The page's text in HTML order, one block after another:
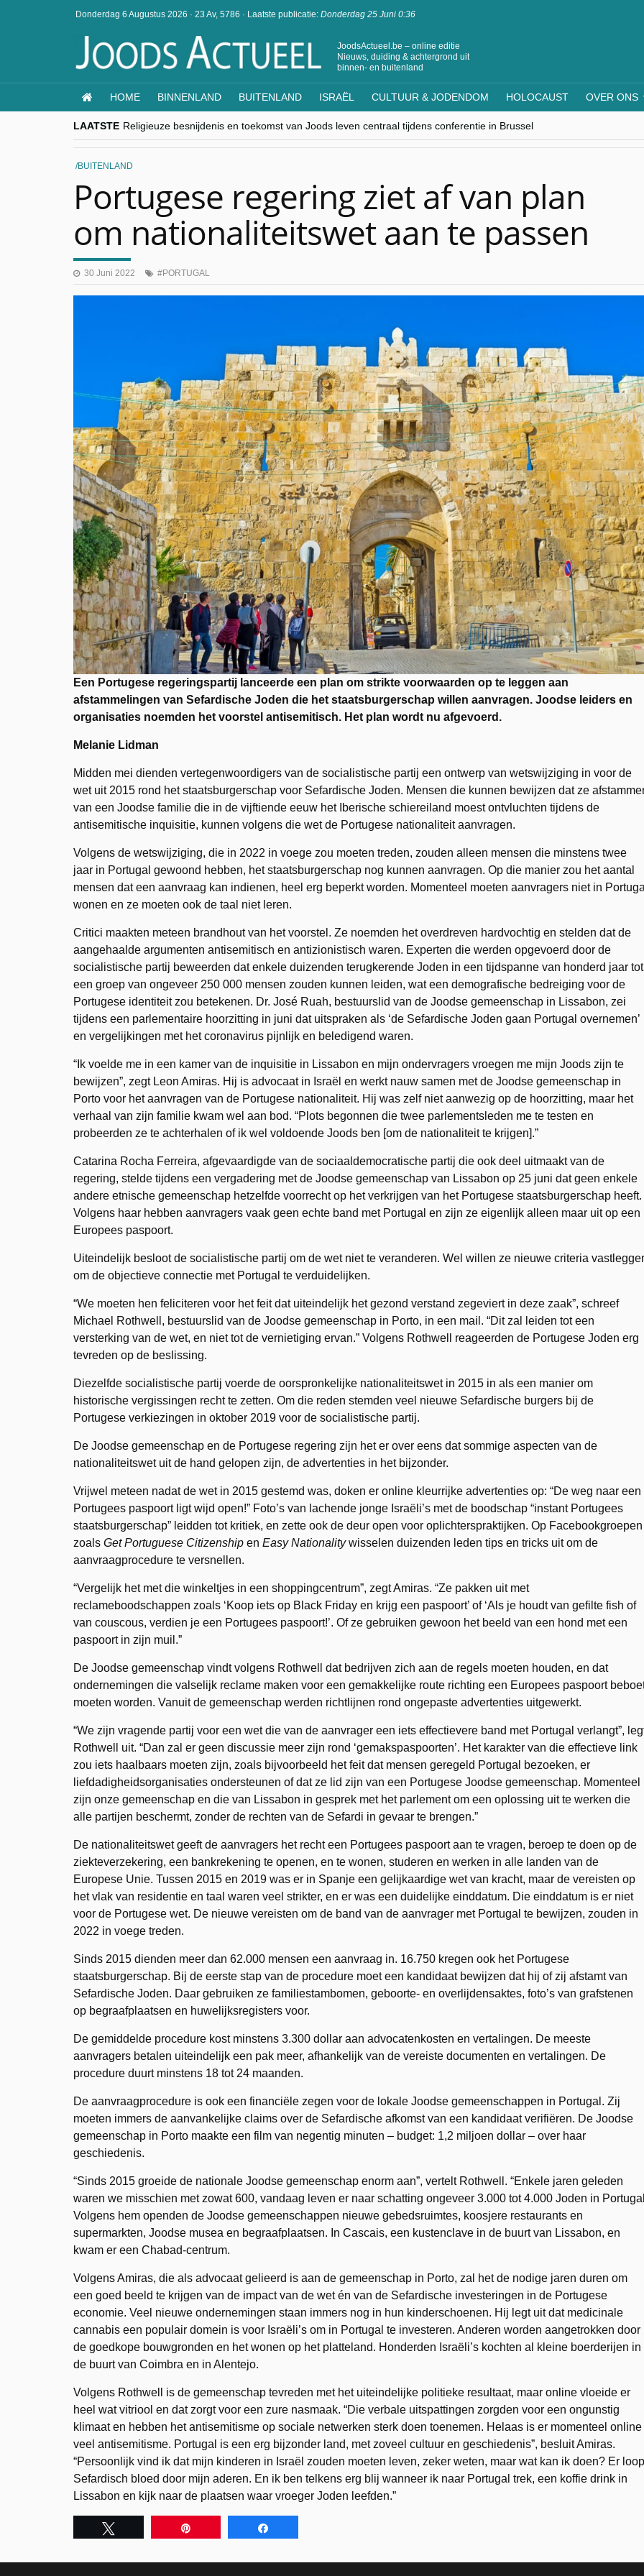
Donderdag 6 Augustus 2026 · 23 Av, 5786 · Laatste publicatie: Donderdag 25 Juni 0:36
JoodsActueel.be – online editie
Nieuws, duiding & achtergrond uit
binnen- en buitenland
HOME BINNENLAND BUITENLAND ISRAËL CULTUUR & JODENDOM HOLOCAUST OVER ONS
LAATSTE Religieuze besnijdenis en toekomst van Joods leven centraal tijdens conferentie in Brussel
“Besnijdenisdebat toont hoe moeilijk seculiere Westen minderheden begrijpt”, Jinnih Beels (Vooruit)
CITYTRIP | ROEMENIË – Boekarest: de verrassing van Oost-Europa
“Vandaag zit elke Jood in België op de beklaagdenbank”
BUITENLAND
Portugese regering ziet af van plan
om nationaliteitswet aan te passen
30 Juni 2022 PORTUGAL
Een Portugese regeringspartij lanceerde een plan om strikte voorwaarden op te leggen aan
afstammelingen van Sefardische Joden die het staatsburgerschap willen aanvragen. Joodse leiders en
organisaties noemden het voorstel antisemitisch. Het plan wordt nu afgevoerd.
Melanie Lidman
Midden mei dienden vertegenwoordigers van de socialistische partij een ontwerp van wetswijziging in voor de
wet uit 2015 rond het staatsburgerschap voor Sefardische Joden. Mensen die kunnen bewijzen dat ze
van een Joodse familie die in de vijftiende eeuw het Iberische schiereiland moest ontvluchten tijdens de
antisemitische inquisitie, kunnen volgens die wet de Portugese nationaliteit aanvragen.
Volgens de wetswijziging, die in 2022 in voege zou moeten treden, zouden alleen mensen die minstens twee
jaar in Portugal gewoond hebben, het staatsburgerschap nog kunnen aanvragen. Op die manier zou het aantal
mensen dat een aanvraag kan indienen, heel erg beperkt worden. Momenteel moeten aanvragers niet in
wonen en ze moeten ook de taal niet leren.
Critici maakten meteen brandhout van het voorstel. Ze noemden het overdreven hardvochtig en stelden dat de
aangehaalde argumenten antisemitisch en antizionistisch waren. Experten die werden opgevoerd door de
socialistische partij beweerden dat enkele duizenden terugkerende Joden in een tijdspanne van honderd jaar tot
een groep van ongeveer 250 000 mensen zouden kunnen leiden, wat een demografische bedreiging voor de
Portugese identiteit zou betekenen. Dr. José Ruah, bestuurslid van de Joodse gemeenschap in Lissabon, zei
tijdens een parlementaire hoorzitting in juni dat uitspraken als ‘de Sefardische Joden gaan Portugal overnemen’
en vergelijkingen met het coronavirus pijnlijk en beledigend waren.
“Ik voelde me in een kamer van de inquisitie in Lissabon en mijn ondervragers vroegen me mijn Joods zijn te
bewijzen”, zegt Leon Amiras. Hij is advocaat in Israël en werkt nauw samen met de Joodse gemeenschap in
Porto voor het aanvragen van de Portugese nationaliteit. Hij was zelf niet aanwezig op de hoorzitting, maar het
verhaal van zijn familie kwam wel aan bod. “Plots begonnen die twee parlementsleden me te testen en
probeerden ze te achterhalen of ik wel voldoende Joods ben [om de nationaliteit te krijgen].”
Catarina Rocha Ferreira, afgevaardigde van de sociaaldemocratische partij die ook deel uitmaakt van de
regering, stelde tijdens een vergadering met de Joodse gemeenschap van Lissabon op 25 juni dat geen enkele
andere etnische gemeenschap hetzelfde voorrecht op het verkrijgen van het Portugese staatsburgerschap heeft.
Volgens haar hebben aanvragers vaak geen echte band met Portugal en zijn ze eigenlijk alleen maar uit op een
Europees paspoort.
Uiteindelijk besloot de socialistische partij om de wet niet te veranderen. Wel willen ze nieuwe criteria
om de objectieve connectie met Portugal te verduidelijken.
“We moeten hen feliciteren voor het feit dat uiteindelijk het gezond verstand zegeviert in deze zaak”, schreef
Michael Rothwell, bestuurslid van de Joodse gemeenschap in Porto, in een mail. “Dit zal leiden tot een
versterking van de wet, en niet tot de vernietiging ervan.” Volgens Rothwell reageerden de Portugese Joden erg
tevreden op de beslissing.
Diezelfde socialistische partij voerde de oorspronkelijke nationaliteitswet in 2015 in als een manier om
historische vergissingen recht te zetten. Om die reden stemden veel nieuwe Sefardische burgers bij de
Portugese verkiezingen in oktober 2019 voor de socialistische partij.
De Joodse gemeenschap en de Portugese regering zijn het er over eens dat sommige aspecten van de
nationaliteitswet uit de hand gelopen zijn, de advertenties in het bijzonder.
Vrijwel meteen nadat de wet in 2015 gestemd was, doken er online kleurrijke advertenties op: “De weg naar een
Portugees paspoort ligt wijd open!” Foto’s van lachende jonge Israëli’s met de boodschap “instant Portugees
staatsburgerschap” leidden tot kritiek, en zette ook de deur open voor oplichterspraktijken. Op Facebookgroepen
zoals Get Portuguese Citizenship en Easy Nationalitywisselen duizenden leden tips en tricks uit om de
aanvraagprocedure te versnellen.
“Vergelijk het met die winkeltjes in een shoppingcentrum”, zegt Amiras. “Ze pakken uit met
reclameboodschappen zoals ‘Koop iets op Black Friday en krijg een paspoort’ of ‘Als je houdt van gefilte fish of
van couscous, verdien je een Portugees paspoort!’. Of ze gebruiken gewoon het beeld van een hond met een
paspoort in zijn muil.”
De Joodse gemeenschap vindt volgens Rothwell dat bedrijven zich aan de regels moeten houden, en dat
ondernemingen die valselijk reclame maken voor een gemakkelijke route richting een Europees paspoort
moeten worden. Vanuit de gemeenschap werden richtlijnen rond ongepaste advertenties uitgewerkt.
“We zijn vragende partij voor een wet die van de aanvrager een iets effectievere band met Portugal verlangt”,
Rothwell uit. “Dan zal er geen discussie meer zijn rond ‘gemakspaspoorten’. Het karakter van die effectieve link
zou iets haalbaars moeten zijn, zoals bijvoorbeeld het feit dat mensen geregeld Portugal bezoeken, er
liefdadigheidsorganisaties ondersteunen of dat ze lid zijn van een Portugese Joodse gemeenschap. Momenteel
zijn onze gemeenschap en die van Lissabon in gesprek met het parlement om een oplossing uit te werken die
alle partijen beschermt, zonder de rechten van de Sefardi in gevaar te brengen.”
De nationaliteitswet geeft de aanvragers het recht een Portugees paspoort aan te vragen, beroep te doen op de
ziekteverzekering, een bankrekening te openen, en te wonen, studeren en werken in alle landen van de
Europese Unie. Tussen 2015 en 2019 was er in Spanje een gelijkaardige wet van kracht, maar de vereisten op
het vlak van residentie en taal waren veel strikter, en er was een duidelijke einddatum. Die einddatum is er niet
voor de Portugese wet. De nieuwe vereisten om de band van de aanvrager met Portugal te bewijzen, zouden in
2022 in voege treden.
Sinds 2015 dienden meer dan 62.000 mensen een aanvraag in. 16.750 kregen ook het Portugese
staatsburgerschap. Bij de eerste stap van de procedure moet een kandidaat bewijzen dat hij of zij afstamt van
Sefardische Joden. Daar gebruiken ze familiestambomen, geboorte- en overlijdensaktes, foto’s van grafstenen
op begraafplaatsen en huwelijksregisters voor.
De gemiddelde procedure kost minstens 3.300 dollar aan advocatenkosten en vertalingen. De meeste
aanvragers betalen uiteindelijk een pak meer, afhankelijk van de vereiste documenten en vertalingen. De
procedure duurt minstens 18 tot 24 maanden.
De aanvraagprocedure is ook een financiële zegen voor de lokale Joodse gemeenschappen in Portugal. Zij
moeten immers de aanvankelijke claims over de Sefardische afkomst van een kandidaat verifiëren. De Joodse
gemeenschap in Porto maakte een film van negentig minuten – budget: 1,2 miljoen dollar – over haar
geschiedenis.
“Sinds 2015 groeide de nationale Joodse gemeenschap enorm aan”, vertelt Rothwell. “Enkele jaren geleden
waren we misschien met zowat 600, vandaag leven er naar schatting ongeveer 3.000 tot 4.000 Joden in
Volgens hem openden de Joodse gemeenschappen nieuwe gebedsruimtes, koosjere restaurants en
supermarkten, Joodse musea en begraafplaatsen. In Cascais, een kustenclave in de buurt van Lissabon, en
kwam er een Chabad-centrum.
Volgens Amiras, die als advocaat gelieerd is aan de gemeenschap in Porto, zal het de nodige jaren duren om
een goed beeld te krijgen van de impact van de wet én van de Sefardische investeringen in de Portugese
economie. Veel nieuwe ondernemingen staan immers nog in hun kinderschoenen. Hij legt uit dat medicinale
cannabis een populair domein is voor Israëli’s om in Portugal te investeren. Anderen worden aangetrokken door
de goedkope bouwgronden en het wonen op het platteland. Honderden Israëli’s kochten al kleine boerderijen in
de buurt van Coimbra en in Alentejo.
Volgens Rothwell is de gemeenschap tevreden met het uiteindelijke politieke resultaat, maar online vloeide er
heel wat vitriool en dat zorgt voor een zure nasmaak. “Die verbale uitspattingen zorgden voor een ongunstig
klimaat en hebben het antisemitisme op sociale netwerken sterk doen toenemen. Helaas is er momenteel online
veel antisemitisme. Portugal is een erg bijzonder land, met zoveel cultuur en geschiedenis”, besluit Amiras.
“Persoonlijk vind ik dat mijn kinderen in Israël zouden moeten leven, zeker weten, maar wat kan ik doen? Er
Sefardisch bloed door mijn aderen. En ik ben telkens erg blij wanneer ik naar Portugal trek, een koffie drink in
Lissabon en kijk naar de plaatsen waar vroeger Joden leefden.”